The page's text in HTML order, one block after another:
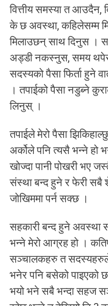
वित्तीय समस्या त आउदैन,
के छ अवस्था, कहिलेसम्म
मिलाउछन् साथ दिनुस ।
अड्डी नकस्नुस, समय थपेर
सदस्यको पैसा फिर्ता हुने
। तपाईको पैसा नडुब्ने
लिनुस् ।
तपाईले मेरो पैसा
अर्कोले पनि त्यसै भन्ने हो
खोज्दा पानी पोखरी भए
संस्था बन्द हुने र फेरी
जोखिममा पर्न सक्छ ।
सहकारी बन्द हुने अवस्था
भन्ने मेरो आग्रह हो ।
सञ्चालकहरु त सदस्यहरुले
भनेर पनि बसेको पाइएको
भयो भने सबै भन्दा सहज